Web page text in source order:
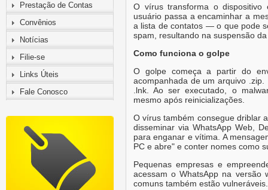
Prestação de Contas
Convênios
Notícias
Filie-se
Links Úteis
Fale Conosco
O vírus transforma o
usuário passa a encaminhar a
a lista de contatos — o que pode
spam, resultando na suspensão
Como funciona o golpe
O golpe começa a partir do
acompanhada de um arquivo
.lnk. Ao ser executado, o
mesmo após reinicializações.
O vírus também consegue driblar
disseminar via WhatsApp Web,
para enganar e vítima. A
PC e abre" e conter nomes como
Pequenas empresas e
acessam o WhatsApp na versão
comuns também estão vulneráveis.